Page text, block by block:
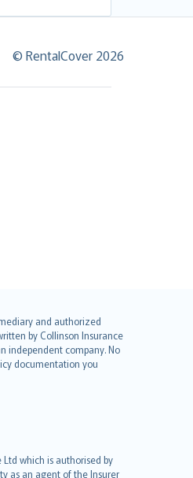
© RentalCover 2026
and authorized
by Collinson Insurance
independent company. No
documentation you
which is authorised by
as an agent of the Insurer